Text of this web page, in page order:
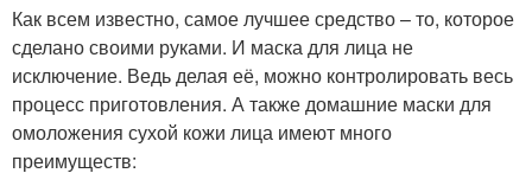
Как всем известно, самое лучшее средство – то, которое
сделано своими руками. И маска для лица не
исключение. Ведь делая её, можно контролировать весь
процесс приготовления. А также домашние маски для
омоложения сухой кожи лица имеют много
преимуществ: